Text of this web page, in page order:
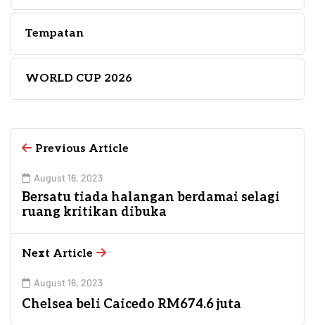
Tempatan
WORLD CUP 2026
Previous Article
August 16, 2023
Bersatu tiada halangan berdamai selagi
ruang kritikan dibuka
Next Article
August 16, 2023
Chelsea beli Caicedo RM674.6 juta